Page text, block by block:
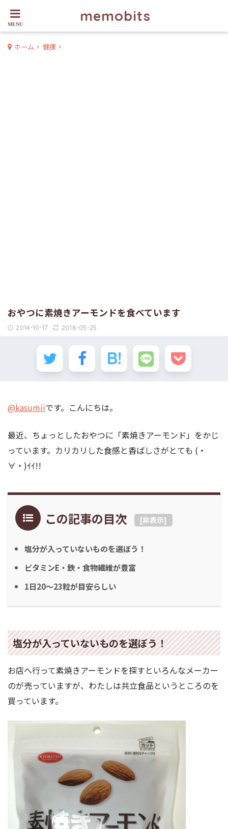
memobits
ホーム 健康
おやつに素焼きアーモンドを食べています
2014-10-17 2018-05-25
@kasumiiです。こんにちは。
最近、ちょっとしたおやつに「素焼きアーモンド」をかじ
っています。カリカリした食感と香ばしさがとても (・
∀・)ｲｲ!!
この記事の目次 [非表示]
塩分が入っていないものを選ぼう！
ビタミンE・鉄・食物繊維が豊富
1日20〜23粒が目安らしい
塩分が入っていないものを選ぼう！
お店へ行って素焼きアーモンドを探すといろんなメーカー
のが売っていますが、わたしは共立食品というところのを
買っています。